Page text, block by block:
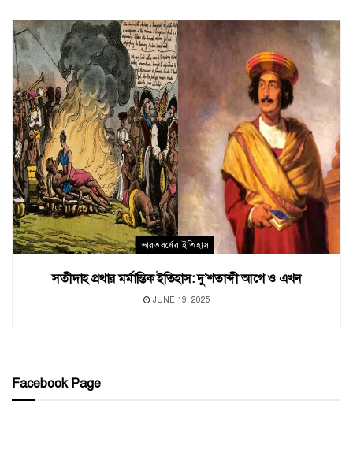
ভারতবর্ষের ইতিহাস
সতীদাহ প্রথার মর্মান্তিক ইতিহাস: দু’শতাব্দী আগে ও এখন
JUNE 19, 2025
Facebook Page